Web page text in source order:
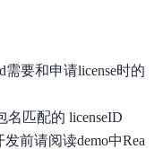
需要和申请license时的
名匹配的 licenseID
前请阅读demo中Rea